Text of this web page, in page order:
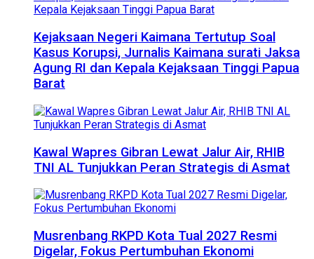
Kejaksaan Negeri Kaimana Tertutup Soal
Kasus Korupsi, Jurnalis Kaimana surati Jaksa
Agung RI dan Kepala Kejaksaan Tinggi Papua
Barat
Kawal Wapres Gibran Lewat Jalur Air, RHIB
TNI AL Tunjukkan Peran Strategis di Asmat
Musrenbang RKPD Kota Tual 2027 Resmi
Digelar, Fokus Pertumbuhan Ekonomi